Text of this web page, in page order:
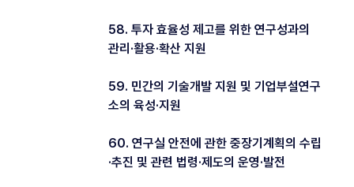
58. 투자 효율성 제고를 위한 연구성과의
관리·활용·확산 지원
59. 민간의 기술개발 지원 및 기업부설연구
소의 육성·지원
60. 연구실 안전에 관한 중장기계획의 수립
·추진 및 관련 법령·제도의 운영·발전